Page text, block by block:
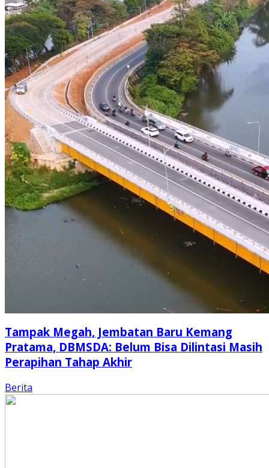
Tampak Megah, Jembatan Baru Kemang
Pratama, DBMSDA: Belum Bisa Dilintasi Masih
Perapihan Tahap Akhir
Berita